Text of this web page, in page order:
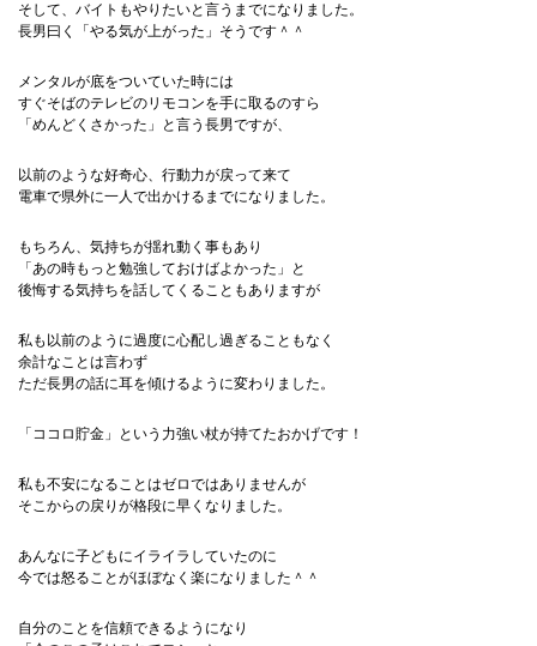
そして、バイトもやりたいと言うまでになりました。
長男曰く「やる気が上がった」そうです＾＾
メンタルが底をついていた時には
すぐそばのテレビのリモコンを手に取るのすら
「めんどくさかった」と言う長男ですが、
以前のような好奇心、行動力が戻って来て
電車で県外に一人で出かけるまでになりました。
もちろん、気持ちが揺れ動く事もあり
「あの時もっと勉強しておけばよかった」と
後悔する気持ちを話してくることもありますが
私も以前のように過度に心配し過ぎることもなく
余計なことは言わず
ただ長男の話に耳を傾けるように変わりました。
「ココロ貯金」という力強い杖が持てたおかげです！
私も不安になることはゼロではありませんが
そこからの戻りが格段に早くなりました。
あんなに子どもにイライラしていたのに
今では怒ることがほぼなく楽になりました＾＾
自分のことを信頼できるようになり